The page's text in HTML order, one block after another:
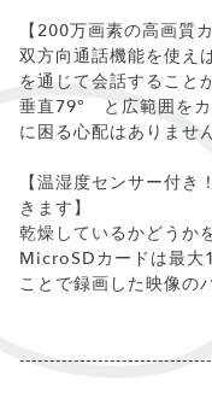
【200万画素の高画質
双方向通話機能を使え
を通じて会話するこ
垂直79° と広範囲をカ
に困る心配はありません
【温湿度センサー付
きます】
乾燥しているかどうか
MicroSDカードは最大
ことで録画した映像の